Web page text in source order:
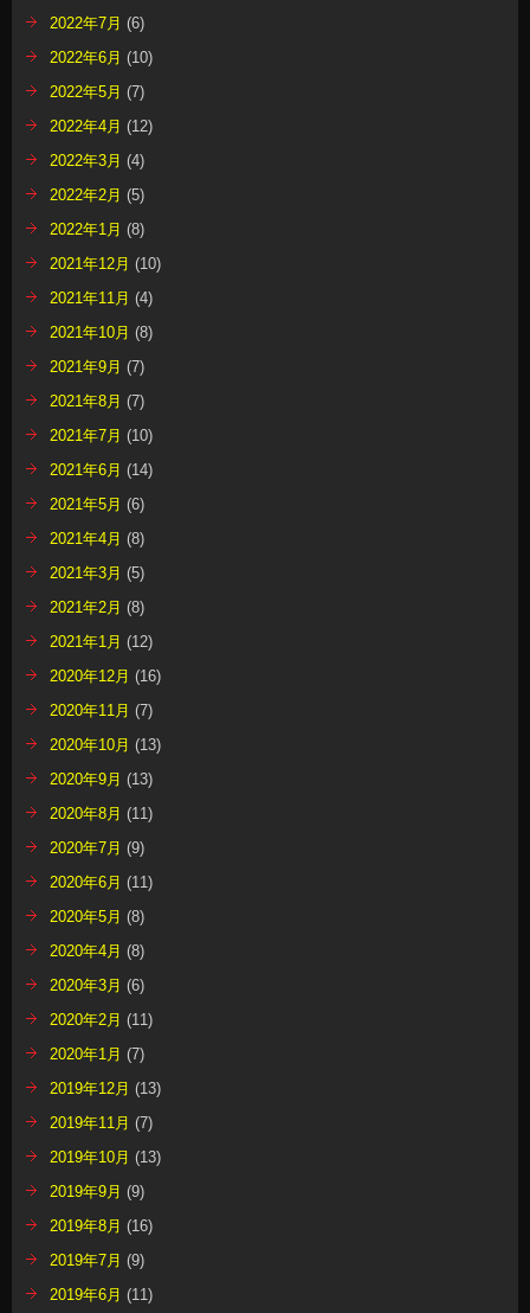
2022年7月 (6)
2022年6月 (10)
2022年5月 (7)
2022年4月 (12)
2022年3月 (4)
2022年2月 (5)
2022年1月 (8)
2021年12月 (10)
2021年11月 (4)
2021年10月 (8)
2021年9月 (7)
2021年8月 (7)
2021年7月 (10)
2021年6月 (14)
2021年5月 (6)
2021年4月 (8)
2021年3月 (5)
2021年2月 (8)
2021年1月 (12)
2020年12月 (16)
2020年11月 (7)
2020年10月 (13)
2020年9月 (13)
2020年8月 (11)
2020年7月 (9)
2020年6月 (11)
2020年5月 (8)
2020年4月 (8)
2020年3月 (6)
2020年2月 (11)
2020年1月 (7)
2019年12月 (13)
2019年11月 (7)
2019年10月 (13)
2019年9月 (9)
2019年8月 (16)
2019年7月 (9)
2019年6月 (11)